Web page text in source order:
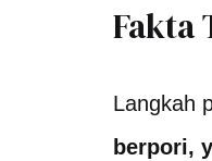
Fakta
Langkah
berpori,